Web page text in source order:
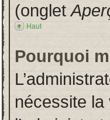
(onglet
Haut
Pourquoi
nécessite